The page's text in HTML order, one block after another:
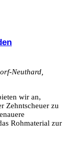
Neuthard,
wir an,
Zehntscheuer zu
Rohmaterial zur